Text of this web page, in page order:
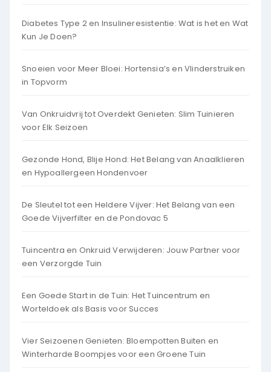
Diabetes Type 2 en Insulineresistentie: Wat is het en Wat
Kun Je Doen?
Snoeien voor Meer Bloei: Hortensia’s en Vlinderstruiken
in Topvorm
Van Onkruidvrij tot Overdekt Genieten: Slim Tuinieren
voor Elk Seizoen
Gezonde Hond, Blije Hond: Het Belang van Anaalklieren
en Hypoallergeen Hondenvoer
De Sleutel tot een Heldere Vijver: Het Belang van een
Goede Vijverfilter en de Pondovac 5
Tuincentra en Onkruid Verwijderen: Jouw Partner voor
een Verzorgde Tuin
Een Goede Start in de Tuin: Het Tuincentrum en
Worteldoek als Basis voor Succes
Vier Seizoenen Genieten: Bloempotten Buiten en
Winterharde Boompjes voor een Groene Tuin